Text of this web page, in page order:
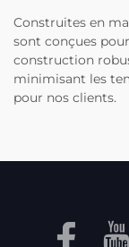
Construites en
sont conçues
construction
minimisant les
pour nos clients.